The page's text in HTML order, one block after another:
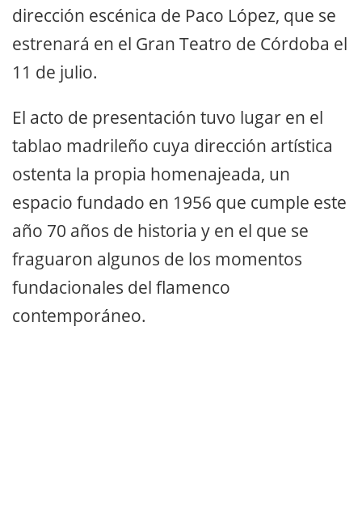
dirección escénica de Paco López, que se
estrenará en el Gran Teatro de Córdoba el
11 de julio.
El acto de presentación tuvo lugar en el
tablao madrileño cuya dirección artística
ostenta la propia homenajeada, un
espacio fundado en 1956 que cumple este
año 70 años de historia y en el que se
fraguaron algunos de los momentos
fundacionales del flamenco
contemporáneo.